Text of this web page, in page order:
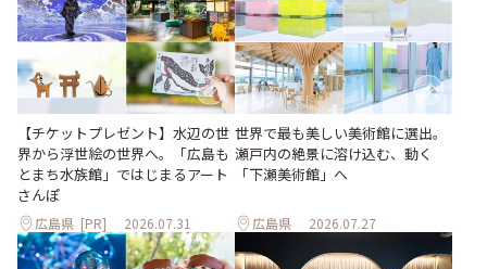
【チケットプレゼント】水辺の世
界から浮世絵の世界へ。「広島も
とまち水族館」ではじまるアート
さんぽ
広島県 [PR] 2026.07.31
世界で最も美しい美術館に選出。
瀬戸内の絶景に溶け込む、動く
「下瀬美術館」へ
広島県 2026.07.27